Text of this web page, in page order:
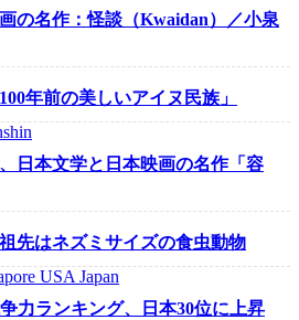
の名作：怪談（Kwaidan）／小泉
年前の美しいアイヌ民族」
日本文学と日本映画の名作「容
先はネズミサイズの食虫動物
力ランキング、日本30位に上昇